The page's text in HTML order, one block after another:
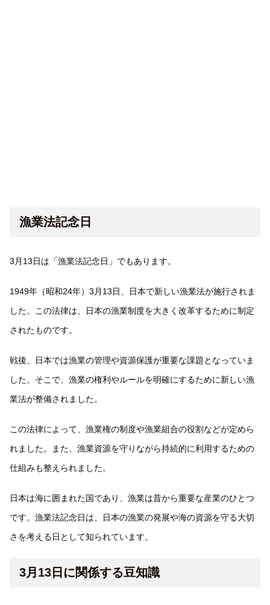
漁業法記念日
3月13日は「漁業法記念日」でもあります。
1949年（昭和24年）3月13日、日本で新しい漁業法が施行されま
した。この法律は、日本の漁業制度を大きく改革するために制定
されたものです。
戦後、日本では漁業の管理や資源保護が重要な課題となっていま
した。そこで、漁業の権利やルールを明確にするために新しい漁
業法が整備されました。
この法律によって、漁業権の制度や漁業組合の役割などが定めら
れました。また、漁業資源を守りながら持続的に利用するための
仕組みも整えられました。
日本は海に囲まれた国であり、漁業は昔から重要な産業のひとつ
です。漁業法記念日は、日本の漁業の発展や海の資源を守る大切
さを考える日として知られています。
3月13日に関係する豆知識